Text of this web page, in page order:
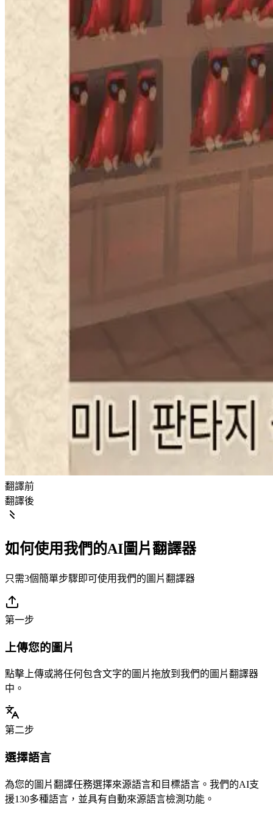
翻譯前
翻譯後
如何使用我們的AI圖片翻譯器
只需3個簡單步驟即可使用我們的圖片翻譯器
第一步
上傳您的圖片
點擊上傳或將任何包含文字的圖片拖放到我們的圖片翻譯器
中。
第二步
選擇語言
為您的圖片翻譯任務選擇來源語言和目標語言。我們的AI支
援130多種語言，並具有自動來源語言檢測功能。